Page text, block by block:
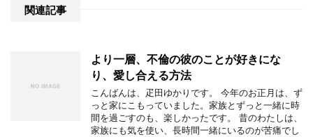
関連記事
より一層、不倫の彼のことが好きにな
り、愛し合える方法
こんばんは、疋田ゆかりです。 今年のお正月は、ず
っと家にこもっていました。家族とずっと一緒に時
間を過ごすのも、楽しかったです。 昔のわたしは、
家族にも気を使い、長時間一緒にいるのが苦痛でし